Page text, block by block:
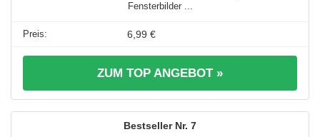
Fensterbilder ...
6,99 €
ZUM TOP ANGEBOT »
7